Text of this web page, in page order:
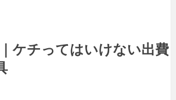
ケチってはいけない出費